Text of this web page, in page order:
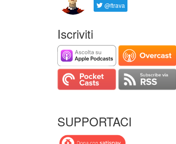
@ftrava
Iscriviti
SUPPORTACI